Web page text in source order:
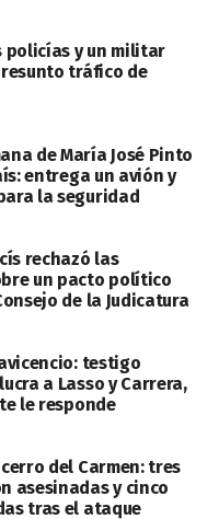
policías y un militar
tráfico de
de María José Pinto
entrega un avión y
la seguridad
rechazó las
un pacto político
de la Judicatura
testigo
a Lasso y Carrera,
le responde
del Carmen: tres
asesinadas y cinco
tras el ataque